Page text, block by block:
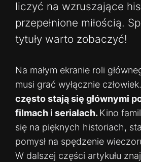
liczyć na wzruszające
przepełnione miłością.
tytuły warto zobaczyć!
Na małym ekranie roli
musi grać wyłącznie człowiek.
często stają się głównymi
filmach i serialach. Kino
się na pięknych historiach,
pomysł na spędzenie
W dalszej części artykułu